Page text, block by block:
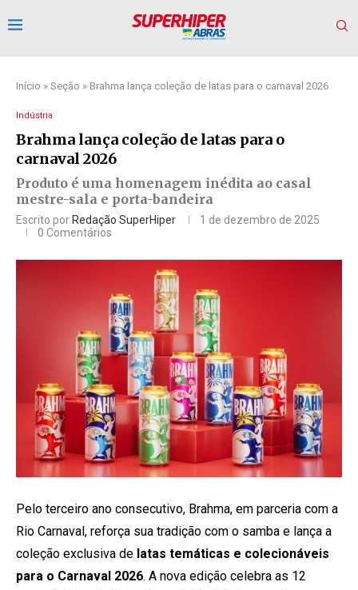
Início » Seção » Brahma lança coleção de latas para o carnaval 2026
Indústria
Brahma lança coleção de latas para o
carnaval 2026
Produto é uma homenagem inédita ao casal
mestre-sala e porta-bandeira
Escrito porRedação SuperHiper
1 de dezembro de 2025
0 Comentários
Pelo terceiro ano consecutivo, Brahma, em parceria com a
Rio Carnaval, reforça sua tradição com o samba e lança a
coleção exclusiva de latas temáticas e colecionáveis
para o Carnaval 2026. A nova edição celebra as 12